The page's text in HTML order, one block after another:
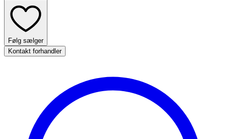
Følg sælger
Kontakt forhandler